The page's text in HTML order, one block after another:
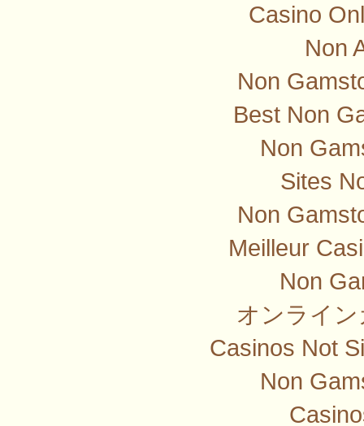
Casino
Non
Non
Best Non
Non
Sites
Non
Meilleur
Non
オンライ
Casinos Not
Non